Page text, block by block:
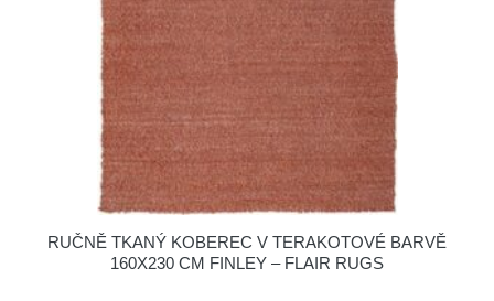
RUČNĚ TKANÝ KOBEREC V TERAKOTOVÉ BARVĚ
160X230 CM FINLEY – FLAIR RUGS